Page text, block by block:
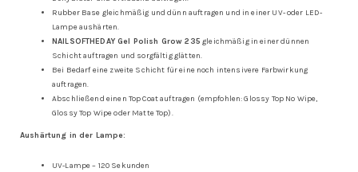
Rubber Base gleichmäßig und dünn auftragen und in einer UV- oder LED-
Lampe aushärten.
NAILSOFTHEDAY Gel Polish Grow 235 gleichmäßig in einer dünnen
Schicht auftragen und sorgfältig glätten.
Bei Bedarf eine zweite Schicht für eine noch intensivere Farbwirkung
auftragen.
Abschließend einen Top Coat auftragen (empfohlen: Glossy Top No Wipe,
Glossy Top Wipe oder Matte Top).
Aushärtung in der Lampe:
UV-Lampe – 120 Sekunden